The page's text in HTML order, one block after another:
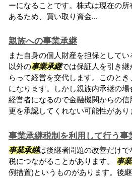
ーになることです。株式は現在の
あるため、買い取り資金...
親族への事業承継
また自身の個人財産を担保として
以外の事業承継では保証人を引き継
らって経営を交代します。このと
になります。しかし親族内承継の
経営者になるので金融機関からの
更を承認してくれない可能性があ
事業承継税制を利用して行う事
事業承継は後継者問題の改善だけ
税につながることがあります。 事
例措置)というものがあります。後